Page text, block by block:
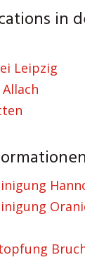
in
Leipzig